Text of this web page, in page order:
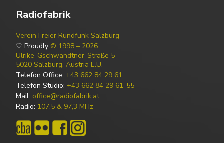
Radiofabrik
Verein Freier Rundfunk Salzburg
♡ Proudly © 1998 – 2026
Ulrike-Gschwandtner-Straße 5
5020 Salzburg, Austria E.U.
Telefon Office: +43 662 84 29 61
Telefon Studio: +43 662 84 29 61-55
Mail: office@radiofabrik.at
Radio: 107,5 & 97,3 MHz